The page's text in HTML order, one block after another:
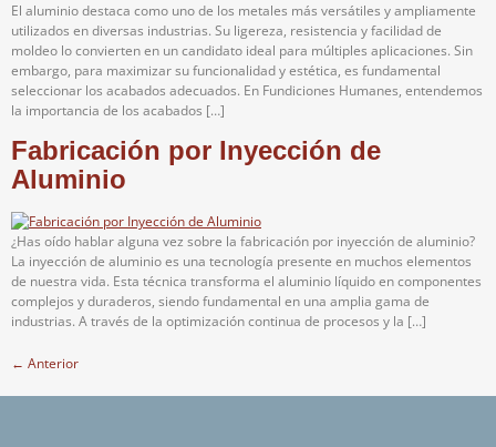
El aluminio destaca como uno de los metales más versátiles y ampliamente
utilizados en diversas industrias. Su ligereza, resistencia y facilidad de
moldeo lo convierten en un candidato ideal para múltiples aplicaciones. Sin
embargo, para maximizar su funcionalidad y estética, es fundamental
seleccionar los acabados adecuados. En Fundiciones Humanes, entendemos
la importancia de los acabados […]
Fabricación por Inyección de
Aluminio
¿Has oído hablar alguna vez sobre la fabricación por inyección de aluminio?
La inyección de aluminio es una tecnología presente en muchos elementos
de nuestra vida. Esta técnica transforma el aluminio líquido en componentes
complejos y duraderos, siendo fundamental en una amplia gama de
industrias. A través de la optimización continua de procesos y la […]
← Anterior